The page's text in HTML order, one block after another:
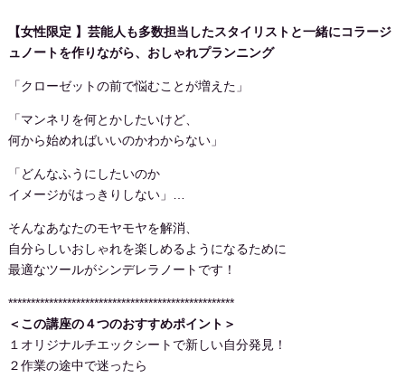
【女性限定 】芸能人も多数担当したスタイリストと一緒にコラージ
ュノートを作りながら、おしゃれプランニング
「クローゼットの前で悩むことが増えた」
「マンネリを何とかしたいけど、
何から始めればいいのかわからない」
「どんなふうにしたいのか
イメージがはっきりしない」…
そんなあなたのモヤモヤを解消、
自分らしいおしゃれを楽しめるようになるために
最適なツールがシンデレラノートです！
**************************************************
＜この講座の４つのおすすめポイント＞
１オリジナルチエックシートで新しい自分発見！
２作業の途中で迷ったら